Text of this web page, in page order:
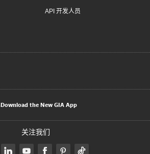
API 开发人员
Download the New GIA App
关注我们